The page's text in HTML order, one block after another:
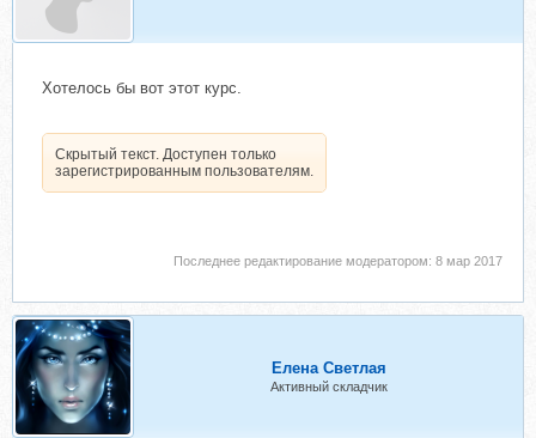
Хотелось бы вот этот курс.
Скрытый текст. Доступен только
зарегистрированным пользователям.
Последнее редактирование модератором: 8 мар 2017
Елена Светлая
Активный складчик